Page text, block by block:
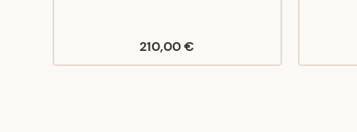
210,00 €